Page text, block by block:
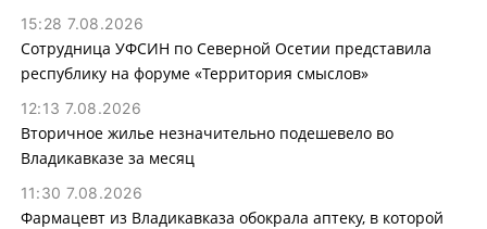
15:28 7.08.2026
Сотрудница УФСИН по Северной Осетии представила
республику на форуме «Территория смыслов»
12:13 7.08.2026
Вторичное жилье незначительно подешевело во
Владикавказе за месяц
11:30 7.08.2026
Фармацевт из Владикавказа обокрала аптеку, в которой